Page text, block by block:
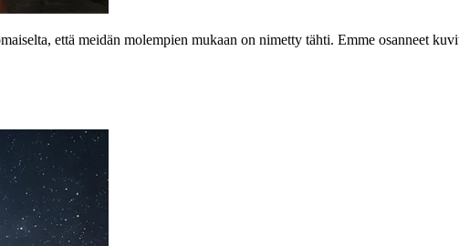
että meidän molempien mukaan on nimetty tähti. Emme osanneet